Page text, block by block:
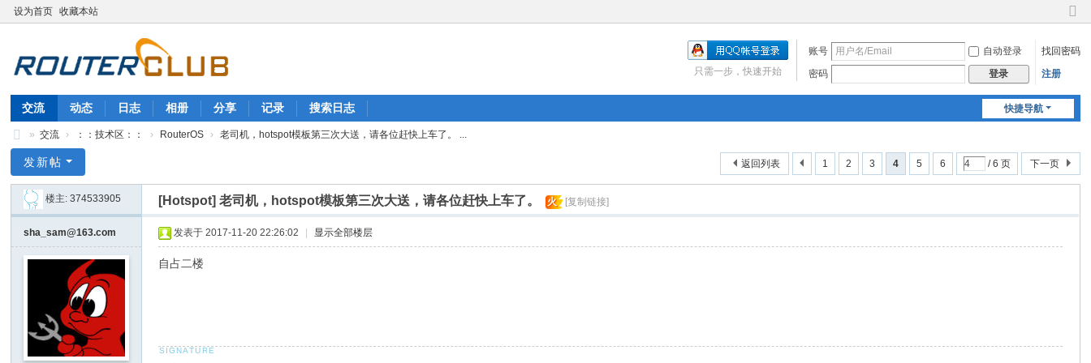
设为首页 收藏本站
切
到
账号 自动登录
找回密码
密码
登录 注册
只需一步，快速开始
快捷导航
交流 动态 日志 相册 分享 记录 搜索日志
由
生
活
» 交流 › ：：技术区：： › RouterOS › 老司机，hotspot模板第三次大送，请各位赶快上车了。 ...
1 2 3 4 5 6 / 6 页 下一页
返回列表
发新帖
楼主:374533905 [Hotspot]老司机，hotspot模板第三次大送，请各位赶快上车了。 火 [复制链接]
sha_sam@163.com 发表于 2017-11-20 22:26:02 显示全部楼层
自占二楼